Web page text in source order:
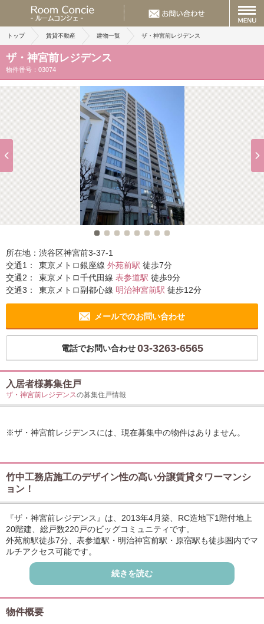
トップ 賃貸不動産 建物一覧 ザ・神宮前レジデンス
ザ・神宮前レジデンス
物件番号：03074
所在地： 渋谷区神宮前3-37-1
交通1：
東京メトロ銀座線 外苑前駅 徒歩7分
交通2：
東京メトロ千代田線 表参道駅 徒歩9分
交通3：
東京メトロ副都心線 明治神宮前駅 徒歩12分
メールでのお問い合わせ
電話でお問い合わせ 03-3263-6565
入居者様募集住戸
ザ・神宮前レジデンスの募集住戸情報
※ザ・神宮前レジデンスには、現在募集中の物件はありません。
竹中工務店施工のデザイン性の高い分譲賃貸タワーマンシ
ョン！
『ザ・神宮前レジデンス』は、2013年4月築、RC造地下1階付地上
20階建、総戸数220戸のビッグコミュニティです。
外苑前駅徒歩7分、表参道駅・明治神宮前駅・原宿駅も徒歩圏内でマ
ルチアクセス可能です。
都心でありながら、代々木公園や新宿御苑、神宮外苑の緑を感じら
表参道や外苑の周辺にはお洒落なレストランやショップが点在して
おりプライベートタイムも充実のエリアです。
スカイデッキやフォレストガーデン、ウォーターガーデン、アクア
続きを読む
物件概要